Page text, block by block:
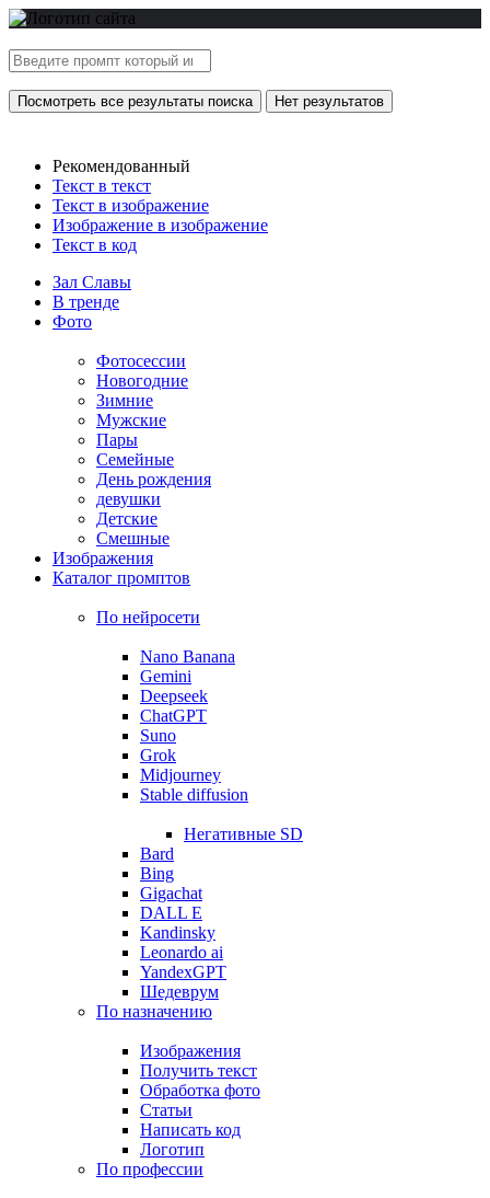
Посмотреть все результаты поиска Нет результатов
Рекомендованный
Текст в текст
Текст в изображение
Изображение в изображение
Текст в код
Зал Славы
В тренде
Фото
Фотосессии
Новогодние
Зимние
Мужские
Пары
Семейные
День рождения
девушки
Детские
Смешные
Изображения
Каталог промптов
По нейросети
Nano Banana
Gemini
Deepseek
ChatGPT
Suno
Grok
Midjourney
Stable diffusion
Негативные SD
Bard
Bing
Gigachat
DALL E
Kandinsky
Leonardo ai
YandexGPT
Шедеврум
По назначению
Изображения
Получить текст
Обработка фото
Статьи
Написать код
Логотип
По профессии